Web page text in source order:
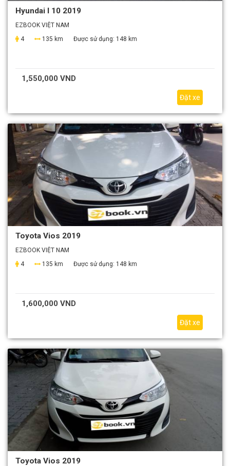
Hyundai I 10 2019
EZBOOK VIỆT NAM
4
135 km Được sử dụng: 148 km
1,550,000 VND
Đặt xe
Toyota Vios 2019
EZBOOK VIỆT NAM
4
135 km Được sử dụng: 148 km
1,600,000 VND
Đặt xe
Toyota Vios 2019